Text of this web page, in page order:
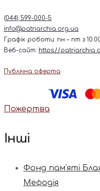
(044) 599-000-5
info@patriarchia.org.ua
Графік роботи: пн – пт з
Веб-сайт: https://
Публічна оферта
Пожертва
Інші
Фонд пам’яті
Мефодія